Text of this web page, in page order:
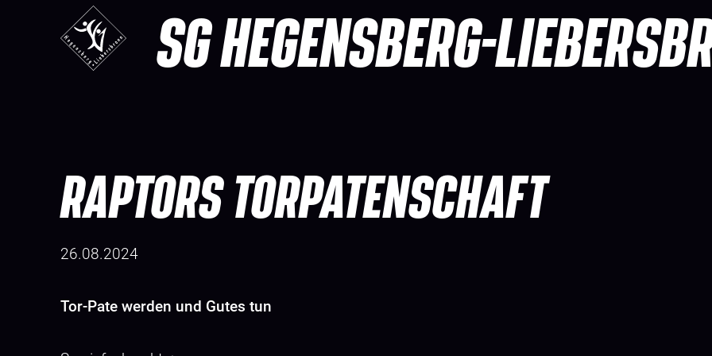
SG HEGENSBERG-
RAPTORS TORPATENSCHAFT
26.08.2024
Tor-Pate werden und Gutes tun